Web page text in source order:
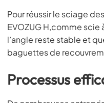
Pour réussir le sciage
EVOZUG H,comme
l’angle reste stable et
baguettes de
Processus